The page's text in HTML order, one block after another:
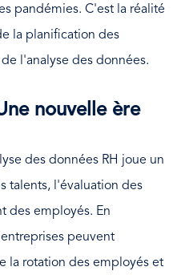
pandémies. C'est la réalité
la planification des
l'analyse des données.
nouvelle ère
des données RH joue un
talents, l'évaluation des
des employés. En
peuvent
la rotation des employés et